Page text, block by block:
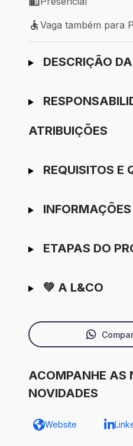
Modelo de trabalho:
Vaga também para PcD
Vaga também para
Ir para candidatura
DESCRIÇÃO
ATRIBUIÇÕES
REQUISITOS E
ETAPAS DO
💚 A L&CO
ACOMPANHE AS
NOVIDADES
Website